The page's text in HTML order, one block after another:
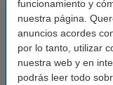
funcionamiento y
nuestra página.
anuncios acordes
por lo tanto, utilizar
nuestra web y en
podrás leer todo